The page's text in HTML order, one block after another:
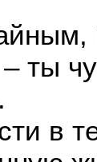
– ты
в